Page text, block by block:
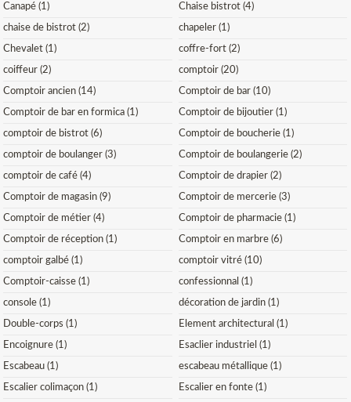
Canapé (1) Chaise bistrot (4)
chaise de bistrot (2) chapeler (1)
Chevalet (1) coffre-fort (2)
coiffeur (2) comptoir (20)
Comptoir ancien (14) Comptoir de bar (10)
Comptoir de bar en formica (1) Comptoir de bijoutier (1)
comptoir de bistrot (6) Comptoir de boucherie (1)
comptoir de boulanger (3) Comptoir de boulangerie (2)
comptoir de café (4) Comptoir de drapier (2)
Comptoir de magasin (9) Comptoir de mercerie (3)
Comptoir de métier (4) Comptoir de pharmacie (1)
Comptoir de réception (1) Comptoir en marbre (6)
comptoir galbé (1) comptoir vitré (10)
Comptoir-caisse (1) confessionnal (1)
console (1) décoration de jardin (1)
Double-corps (1) Element architectural (1)
Encoignure (1) Esaclier industriel (1)
Escabeau (1) escabeau métallique (1)
Escalier colimaçon (1) Escalier en fonte (1)